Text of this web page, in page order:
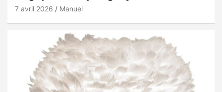
7 avril 2026 Manuel